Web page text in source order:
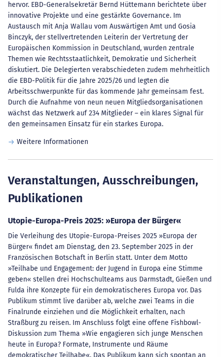
hervor. EBD-Generalsekretär Bernd Hüttemann berichtete über
innovative Projekte und eine gestärkte Governance. Im
Austausch mit Anja Wallau vom Auswärtigen Amt und Gosia
Binczyk, der stellvertretenden Leiterin der Vertretung der
Europäischen Kommission in Deutschland, wurden zentrale
Themen wie Rechtsstaatlichkeit, Demokratie und Sicherheit
diskutiert. Die Delegierten verabschiedeten zudem mehrheitlich
die EBD-Politik für die Jahre 2025/26 und legten die
Arbeitsschwerpunkte für das kommende Jahr gemeinsam fest.
Durch die Aufnahme von neun neuen Mitgliedsorganisationen
wächst das Netzwerk auf 234 Mitglieder – ein klares Signal für
den gemeinsamen Einsatz für ein starkes Europa.
Weitere Informationen
Veranstaltungen, Ausschreibungen,
Publikationen
Utopie-Europa-Preis 2025: »Europa der Bürger«
Die Verleihung des Utopie-Europa-Preises 2025 »Europa der
Bürger« findet am Dienstag, den 23. September 2025 in der
Französischen Botschaft in Berlin statt. Unter dem Motto
»Teilhabe und Engagement: der Jugend in Europa eine Stimme
geben« stellen drei Hochschulteams aus Darmstadt, Gießen und
Fulda ihre Konzepte für ein demokratischeres Europa vor. Das
Publikum stimmt live darüber ab, welche zwei Teams in die
Finalrunde einziehen und die Möglichkeit erhalten, nach
Straßburg zu reisen. Im Anschluss folgt eine offene Fishbowl-
Diskussion zum Thema »Wie engagieren sich junge Menschen
heute in Europa? Formate, Instrumente und Räume
demokratischer Teilhabe«. Das Publikum kann sich spontan an